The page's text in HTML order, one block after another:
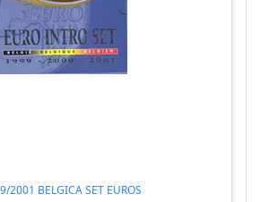
2001 BELGICA SET EUROS